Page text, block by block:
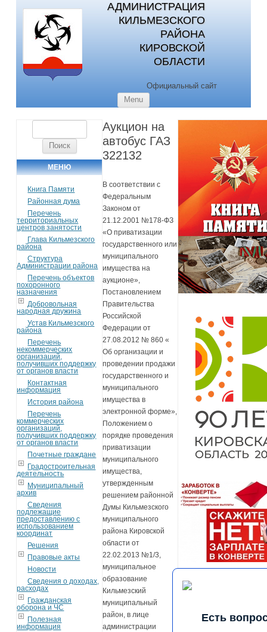
АДМИНИСТРАЦИЯ
КИЛЬМЕЗСКОГО
РАЙОНА
КИРОВСКОЙ
ОБЛАСТИ
Официальный сайт
Menu
МЕНЮ
Книга Памяти
Районная дума
Перечень
территориальных
центров занятости
Глава Кильмезского
района
Структура
Администрации района
Перечень объектов
похоронного
назначения
Добровольная
народная дружина
Устав Кильмезского
района
Перечень
некоммерческих
организаций,
получивших поддержку
от органов власти
Контактная
информация
История района
Перечень
коммерческих
организаций,
получивших поддержку
от органов власти
Почетные граждане
Градостроительная
деятельность
Муниципальный
архив
Сведения
подлежащие
предоставлению с
использованием
координат
Решения
Правовые акты
Новости
Сведения о доходах,
расходах
Гражданская
оборона и ЧС
Полезная
информация
Аукцион на
автобус ГАЗ
322132
В соответствии с
Федеральным
Законом от
21.12.2001 №178-ФЗ
«О приватизации
государственного или
муниципального
имущества на
аукционе»,
Постановлением
Правительства
Российской
Федерации от
27.08.2012 № 860 «
Об организации и
проведении продажи
государственного и
муниципального
имущества в
электронной форме»,
Положением о
порядке проведения
приватизации
муниципального
имущества,
утвержденным
решением районной
Думы Кильмезского
муниципального
района Кировской
области от
22.02.2013 №1/3,
муниципальное
образование
Кильмезский
муниципальный
район, в лице
администрации
Есть